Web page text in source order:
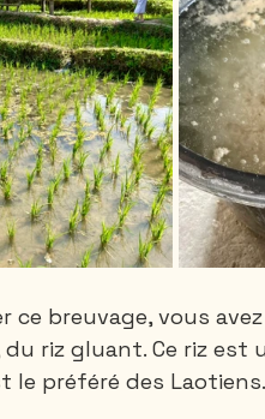
ce breuvage, vous
riz gluant. Ce riz
le préféré des Laotiens.